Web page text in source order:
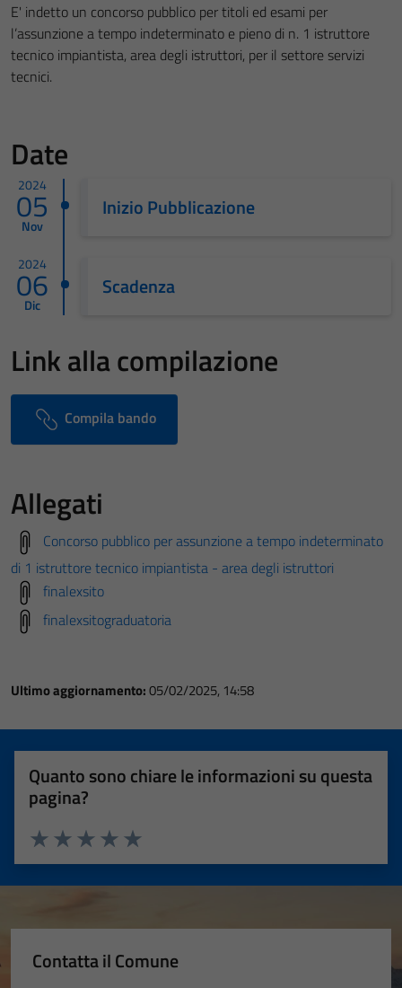
E' indetto un concorso pubblico per titoli ed esami per
l’assunzione a tempo indeterminato e pieno di n. 1 istruttore
tecnico impiantista, area degli istruttori, per il settore servizi
tecnici.
Date
2024
05
Nov
Inizio Pubblicazione
2024
06
Dic
Scadenza
Link alla compilazione
Compila bando
Allegati
Concorso pubblico per assunzione a tempo indeterminato
di 1 istruttore tecnico impiantista - area degli istruttori
finalexsito
finalexsitograduatoria
Ultimo aggiornamento:05/02/2025, 14:58
Quanto sono chiare le informazioni su questa
pagina?
Valuta 5 stelle su 5
Valuta 4 stelle su 5
Valuta 3 stelle su 5
Valuta 2 stelle su 5
Valuta 1 stelle su 5
Contatta il Comune